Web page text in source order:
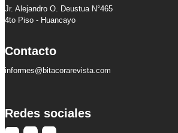
Jr. Alejandro O. Deustua N°465
4to Piso - Huancayo
Contacto
informes@bitacorarevista.com
Redes sociales